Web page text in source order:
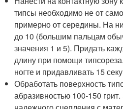
типсы необходимо не от
примерно от середины. На
до 10 (большим пальцам
значения 1 и 5). Придать
длину при помощи
ногте и придавливать 15
Обработать поверхность
абразивностью 100-150